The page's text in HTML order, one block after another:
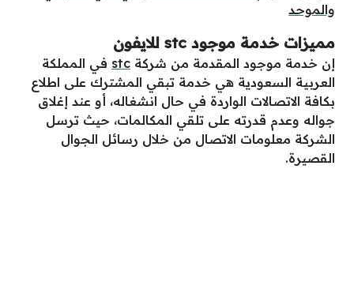
والموحد
مميزات خدمة موجود stc للايفون
إن خدمة موجود المقدمة من شركة stc في المملكة
العربية السعودية هي خدمة تبقي المشترك على اطلاع
بكافة الاتصالات الواردة في حال انشغاله، أو عند إغلاق
جواله وعدم قدرته على تلقي المكالمات، حيث ترسل
الشركة معلومات الاتصال من خلال رسائل الجوال
القصيرة.